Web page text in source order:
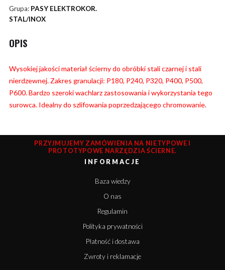
Grupa: PASY ELEKTROKOR.
STAL/INOX
OPIS
Wysokiej jakości materiał ścierny do obróbki stali czarnej i stali
nierdzewnej. Zakres granulacji: P180, P240, P320, P400, P500,
P600. Bardzo szeroki wachlarz zastosowania i wykorzystania tego
surowca. Idealny do szlifowania poprzedzającego chromowanie.
PRZYJMUJEMY ZAMÓWIENIA NA NIETYPOWE I
PROTOTYPOWE NARZĘDZIA ŚCIERNE.
INFORMACJE
Baza wiedzy
O nas
Regulamin
Polityka prywatności
Płatność i dostawa
Zwroty i reklamacje